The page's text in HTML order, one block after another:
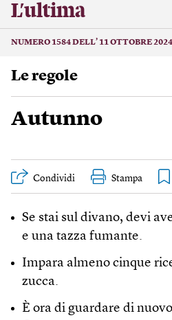
L’ultima
NUMERO 1584 DELL’ 11 OTTOBRE 2024
Le regole
Autunno
Condividi Stampa
Se stai sul divano, devi
e una tazza fumante.
Impara almeno cinque
zucca.
È ora di guardare di nuovo